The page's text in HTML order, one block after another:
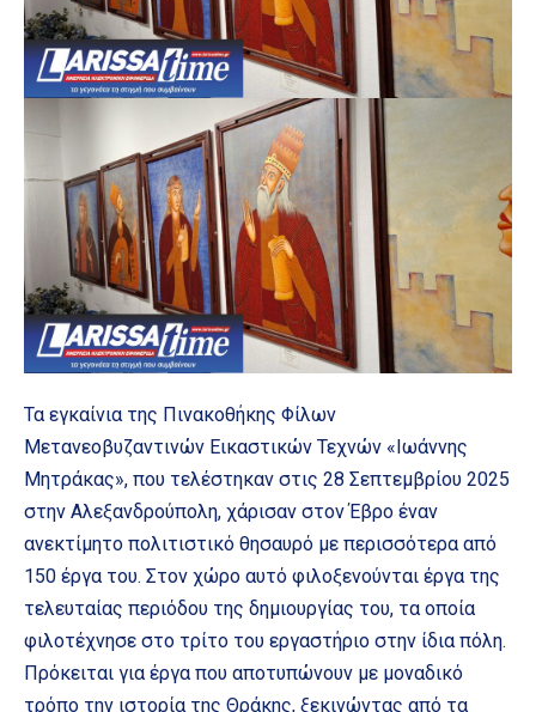
Τα εγκαίνια της Πινακοθήκης Φίλων
Μετανεοβυζαντινών Εικαστικών Τεχνών «Ιωάννης
Μητράκας», που τελέστηκαν στις 28 Σεπτεμβρίου 2025
στην Αλεξανδρούπολη, χάρισαν στον Έβρο έναν
ανεκτίμητο πολιτιστικό θησαυρό με περισσότερα από
150 έργα του. Στον χώρο αυτό φιλοξενούνται έργα της
τελευταίας περιόδου της δημιουργίας του, τα οποία
φιλοτέχνησε στο τρίτο του εργαστήριο στην ίδια πόλη.
Πρόκειται για έργα που αποτυπώνουν με μοναδικό
τρόπο την ιστορία της Θράκης, ξεκινώντας από τα